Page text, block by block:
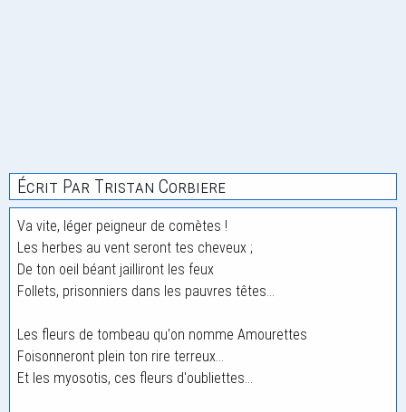
Écrit Par Tristan Corbiere
Va vite, léger peigneur de comètes !
Les herbes au vent seront tes cheveux ;
De ton oeil béant jailliront les feux
Follets, prisonniers dans les pauvres têtes...
Les fleurs de tombeau qu'on nomme Amourettes
Foisonneront plein ton rire terreux...
Et les myosotis, ces fleurs d'oubliettes...